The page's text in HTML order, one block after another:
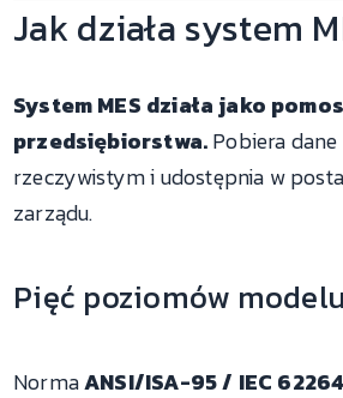
Jak działa system
System MES działa jako
przedsiębiorstwa.Pobiera
rzeczywistym i udostępnia w
zarządu.
Pięć poziomów
NormaANSI/ISA-95 / IEC 62264